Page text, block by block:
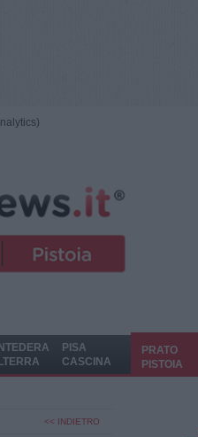
PISA
CASCINA
PRATO
PISTOIA
<< INDIETRO